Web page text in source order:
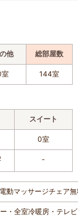
他 総部屋数
144室
スイート
0室
-
動マッサージチェア
・全室冷暖房・テレ